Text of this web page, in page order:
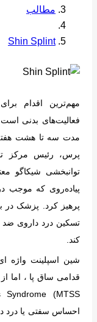
مطالب
Shin Splint
مهم‌ترین اقدام
فعالیت‌های بدنی
مدت سه تا هشت هفته
پرس، رئیس مرکز
توانبخشی شیکاگو
پیاده‌روی که موجب
پرهیز کرد. پزشک
تسکین درد داروی ضد
کند.
شین اسپلینت واژه
قدامی ساق پا ، اما
احساس سفتی یا درد